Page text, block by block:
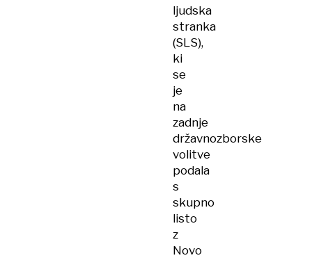
ljudska
stranka
(SLS),
ki
se
je
na
zadnje
državnozborske
volitve
podala
s
skupno
listo
z
Novo